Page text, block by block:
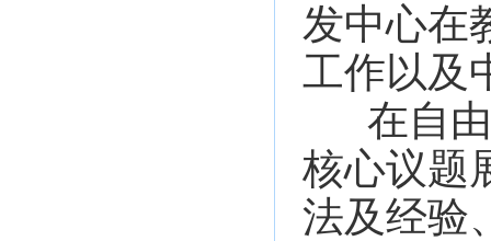
发中心在
工作以及
在自
核心议题
法及经验